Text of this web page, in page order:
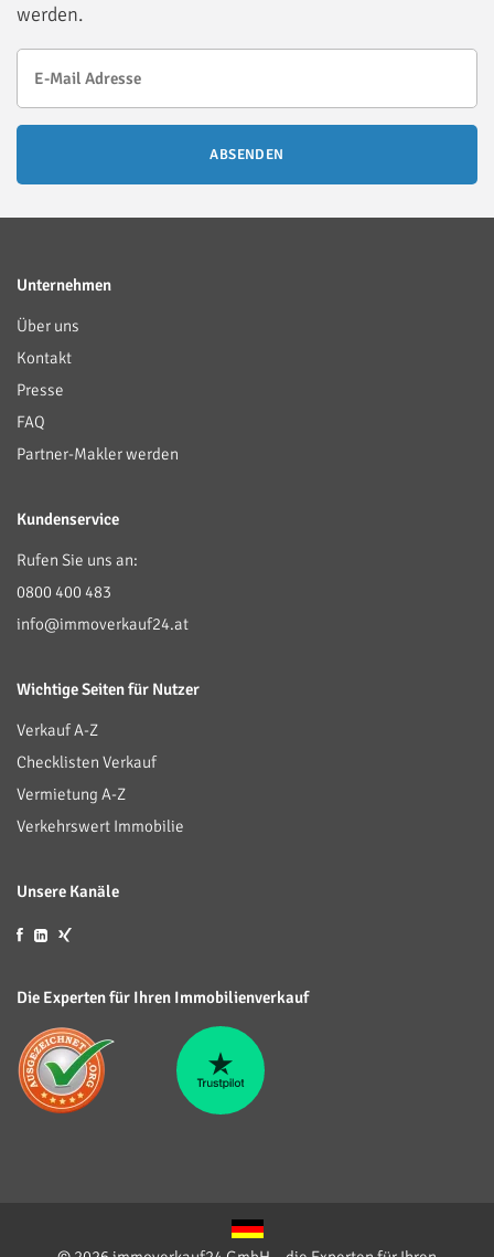
werden.
ABSENDEN
Unternehmen
Über uns
Kontakt
Presse
FAQ
Partner-Makler werden
Kundenservice
Rufen Sie uns an:
0800 400 483
info@immoverkauf24.at
Wichtige Seiten für Nutzer
Verkauf A-Z
Checklisten Verkauf
Vermietung A-Z
Verkehrswert Immobilie
Unsere Kanäle
Die Experten für Ihren Immobilienverkauf